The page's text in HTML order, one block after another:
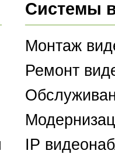
Системы
Монтаж
Ремонт
IP